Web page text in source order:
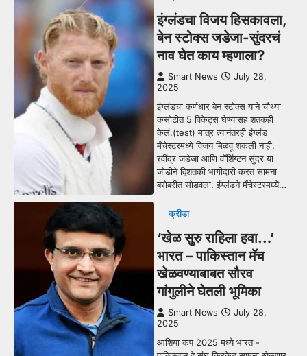
इंग्लंडचा विजय हिसकावला,
बेन स्टोक्स जडेजा-सुंदरचं
नाव घेत काय म्हणाला?
Smart News
July 28,
2025
इंग्लंडचा कर्णधार बेन स्टोक्स याने चौथ्या
कसोटीत 5 विकेट्स घेण्यासह शतकही
केलं.(test) मात्र त्यानंतरही इंग्लंड
मँचेस्टरमध्ये विजय मिळवू शकली नाही.
रवींद्र जडेजा आणि वॉशिंग्टन सुंदर या
जोडीने द्विशतकी भागीदारी करत सामना
बरोबरीत सोडवला. इंग्लंडने मँचेस्टरमध्ये…
क्रीडा
‘खेळ सुरु राहिला हवा…’
भारत – पाकिस्तान मॅच
खेळवण्याबाबत सौरव
गांगुलीने घेतली भूमिका
Smart News
July 28,
2025
आशिया कप 2025 मध्ये भारत -